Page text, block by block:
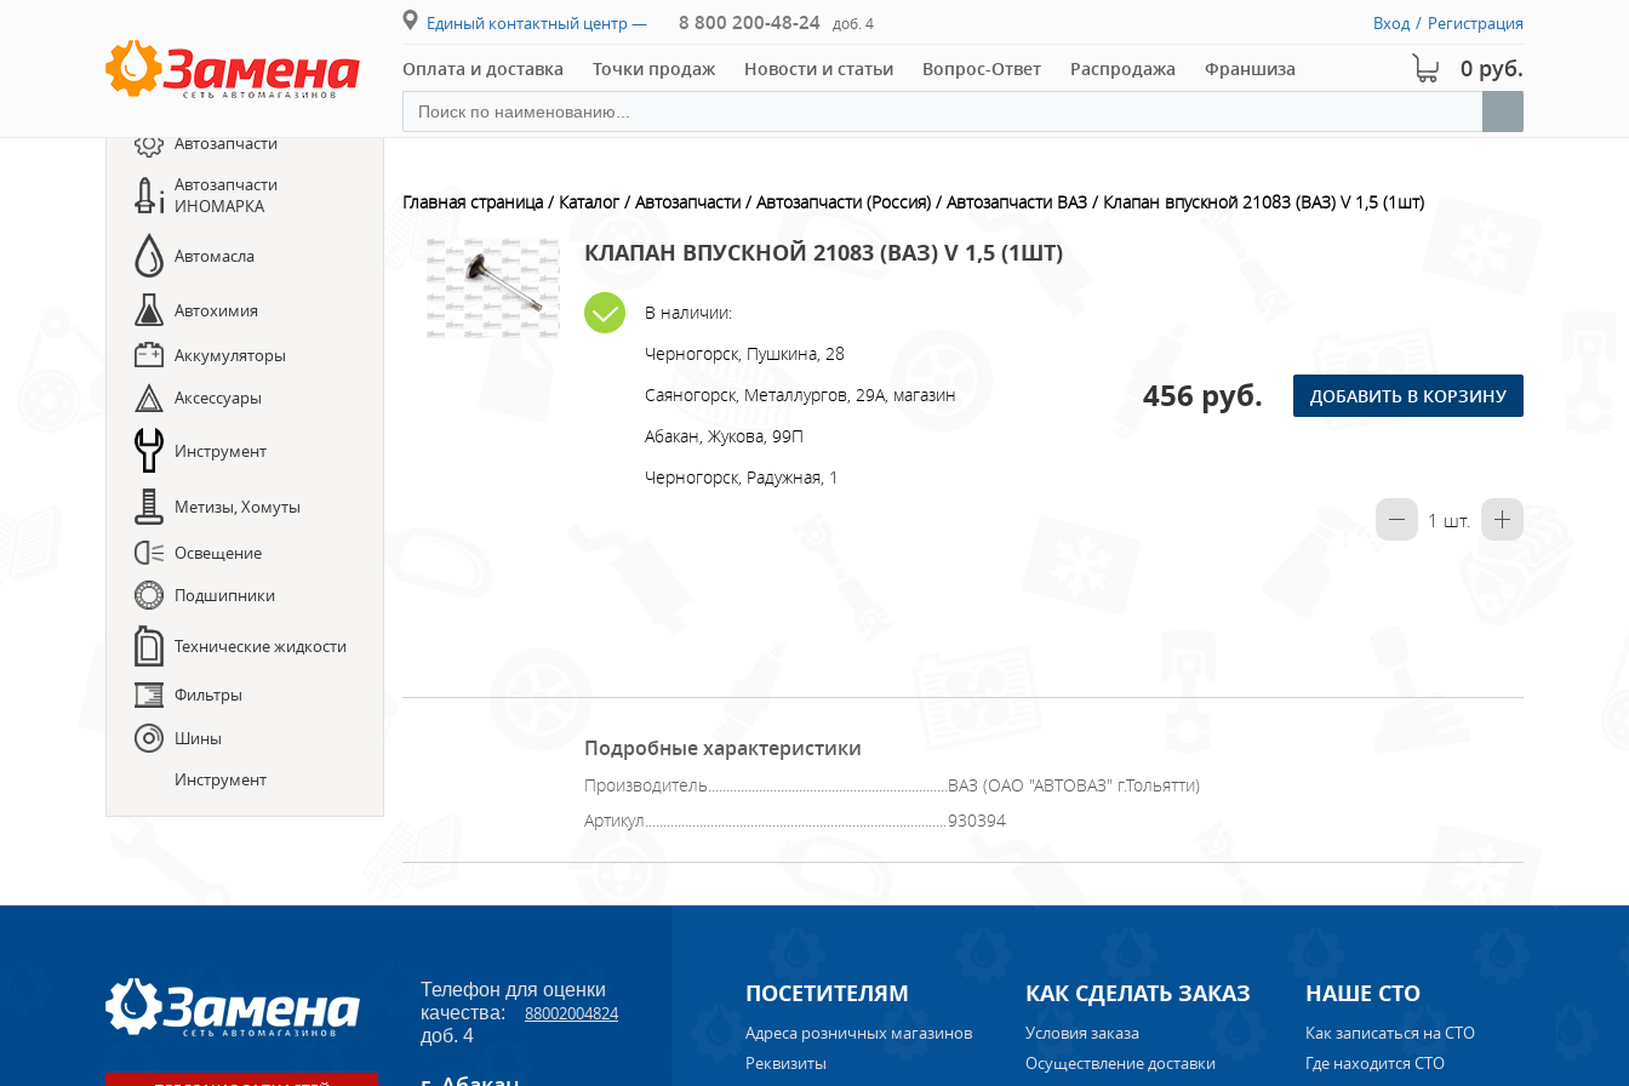
Единый контактный центр — 8 800 200-48-24 доб. 4 Вход / Регистрация
Оплата и доставка Точки продаж Новости и статьи Вопрос-Ответ Распродажа Франшиза 0 руб.
ПРЕДЗАКАЗ ЗАПЧАСТЕЙ
Каталог товаров
Автозапчасти
Автозапчасти
ИНОМАРКА
Автомасла
Автохимия
Аккумуляторы
Аксессуары
Инструмент
Метизы, Хомуты
Освещение
Подшипники
Технические жидкости
Фильтры
Шины
Инструмент
Главная страница Каталог Автозапчасти Автозапчасти (Россия) Автозапчасти ВАЗ Клапан впускной 21083 (ВАЗ) V 1,5 (1шт)
КЛАПАН ВПУСКНОЙ 21083 (ВАЗ) V 1,5 (1ШТ)
В наличии:
Черногорск, Пушкина, 28
Саяногорск, Металлургов, 29А, магазин
Абакан, Жукова, 99П
Черногорск, Радужная, 1
456 руб. ДОБАВИТЬ В КОРЗИНУ
1 шт.
Подробные характеристики
Производитель
ВАЗ (ОАО "АВТОВАЗ" г.Тольятти)
Артикул
930394
Телефон для оценки
качества:
88002004824
доб. 4
ПОСЕТИТЕЛЯМ
Адреса розничных магазинов
Реквизиты
КАК СДЕЛАТЬ ЗАКАЗ
Условия заказа
Осуществление доставки
НАШЕ СТО
Как записаться на СТО
Где находится СТО